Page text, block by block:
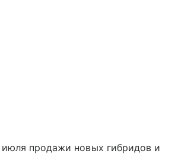
продажи новых гибридов и